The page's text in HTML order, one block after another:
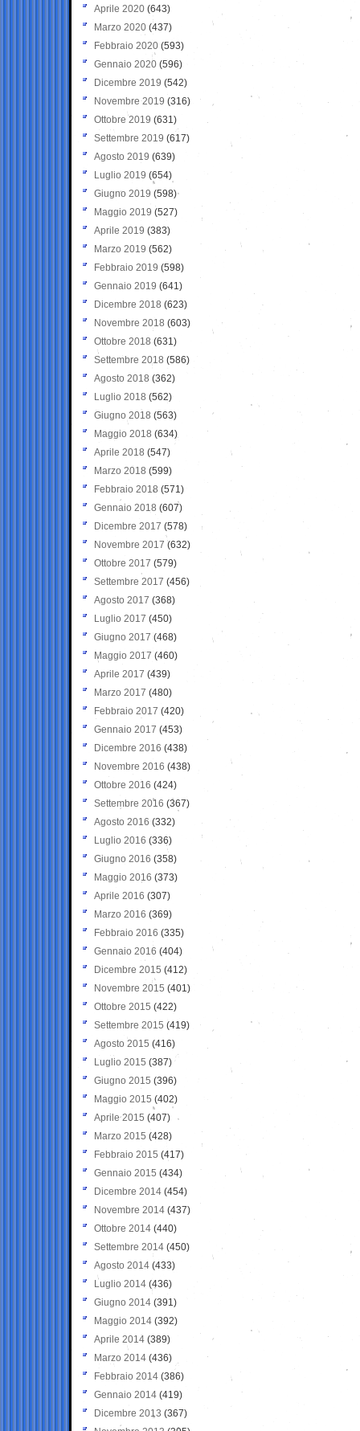
Aprile 2020 (643)
Marzo 2020 (437)
Febbraio 2020 (593)
Gennaio 2020 (596)
Dicembre 2019 (542)
Novembre 2019 (316)
Ottobre 2019 (631)
Settembre 2019 (617)
Agosto 2019 (639)
Luglio 2019 (654)
Giugno 2019 (598)
Maggio 2019 (527)
Aprile 2019 (383)
Marzo 2019 (562)
Febbraio 2019 (598)
Gennaio 2019 (641)
Dicembre 2018 (623)
Novembre 2018 (603)
Ottobre 2018 (631)
Settembre 2018 (586)
Agosto 2018 (362)
Luglio 2018 (562)
Giugno 2018 (563)
Maggio 2018 (634)
Aprile 2018 (547)
Marzo 2018 (599)
Febbraio 2018 (571)
Gennaio 2018 (607)
Dicembre 2017 (578)
Novembre 2017 (632)
Ottobre 2017 (579)
Settembre 2017 (456)
Agosto 2017 (368)
Luglio 2017 (450)
Giugno 2017 (468)
Maggio 2017 (460)
Aprile 2017 (439)
Marzo 2017 (480)
Febbraio 2017 (420)
Gennaio 2017 (453)
Dicembre 2016 (438)
Novembre 2016 (438)
Ottobre 2016 (424)
Settembre 2016 (367)
Agosto 2016 (332)
Luglio 2016 (336)
Giugno 2016 (358)
Maggio 2016 (373)
Aprile 2016 (307)
Marzo 2016 (369)
Febbraio 2016 (335)
Gennaio 2016 (404)
Dicembre 2015 (412)
Novembre 2015 (401)
Ottobre 2015 (422)
Settembre 2015 (419)
Agosto 2015 (416)
Luglio 2015 (387)
Giugno 2015 (396)
Maggio 2015 (402)
Aprile 2015 (407)
Marzo 2015 (428)
Febbraio 2015 (417)
Gennaio 2015 (434)
Dicembre 2014 (454)
Novembre 2014 (437)
Ottobre 2014 (440)
Settembre 2014 (450)
Agosto 2014 (433)
Luglio 2014 (436)
Giugno 2014 (391)
Maggio 2014 (392)
Aprile 2014 (389)
Marzo 2014 (436)
Febbraio 2014 (386)
Gennaio 2014 (419)
Dicembre 2013 (367)